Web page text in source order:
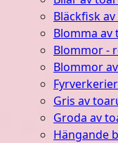
Bläckfisk
Blomma av
Blommor -
Blommor
Gris av
Groda av
Hängande